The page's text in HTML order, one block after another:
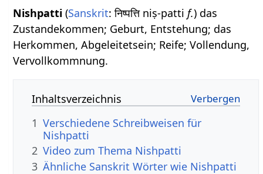
Nishpatti (Sanskrit: निष्पत्ति niṣ-pattif.) das
Zustandekommen; Geburt, Entstehung; das
Herkommen, Abgeleitetsein; Reife; Vollendung,
Vervollkommnung.
Inhaltsverzeichnis
1 Verschiedene Schreibweisen für
Nishpatti
2 Video zum Thema Nishpatti
3 Ähnliche Sanskrit Wörter wie Nishpatti